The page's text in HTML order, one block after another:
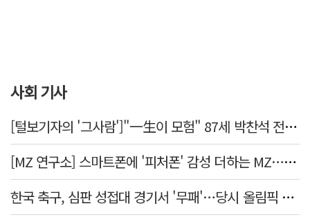
사회 기사
[털보기자의 '그사람']"一生이 모험" 87세 박찬석 전 경북대 총장
[MZ 연구소] 스마트폰에 '피처폰' 감성 더하는 MZ… 히퍼와 줄이어폰
한국 축구, 심판 성접대 경기서 '무패'…당시 올림픽 감독은 홍명보